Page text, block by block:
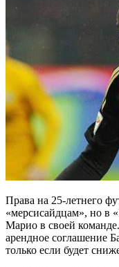
Права на 25-летнего
«мерсисайдцам», но в
Марио в своей
арендное соглашение
только если будет